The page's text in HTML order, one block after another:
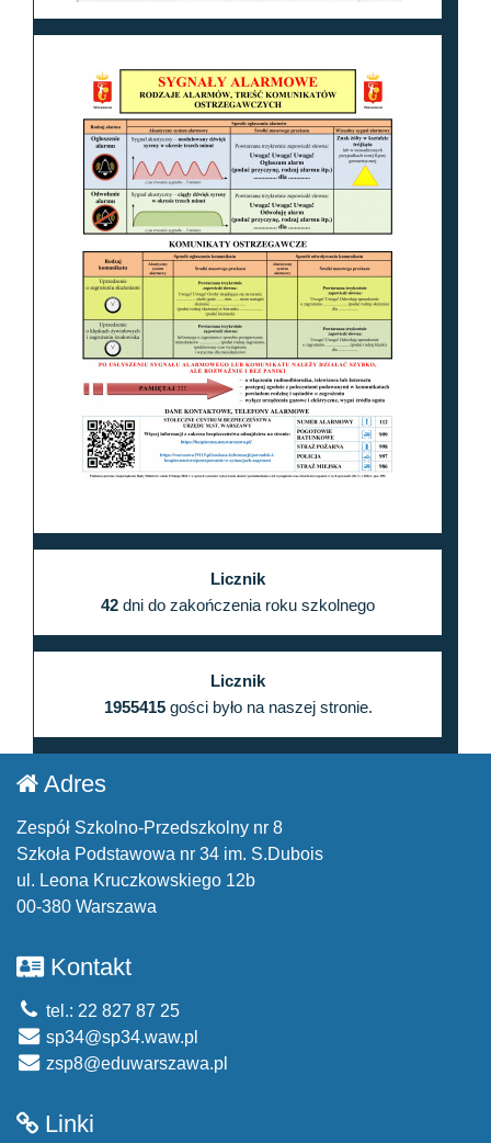
Licznik
42 dni do zakończenia roku szkolnego
Licznik
1955415gości było na naszej stronie.
Adres
Zespół Szkolno-Przedszkolny nr 8
Szkoła Podstawowa nr 34 im. S.Dubois
ul. Leona Kruczkowskiego 12b
00-380 Warszawa
Kontakt
tel.: 22 827 87 25
sp34@sp34.waw.pl
zsp8@eduwarszawa.pl
Linki